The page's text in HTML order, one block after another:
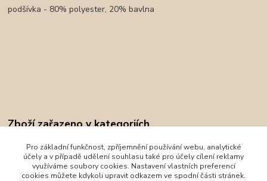
podšívka - 80% polyester, 20% bavlna
Zboží zařazeno v kategoriích
Oblečení
Mayoral
Pro základní funkčnost, zpříjemnění používání webu, analytické
účely a v případě udělení souhlasu také pro účely cílení reklamy
využíváme soubory cookies. Nastavení vlastních preferencí
cookies můžete kdykoli upravit odkazem ve spodní části stránek.